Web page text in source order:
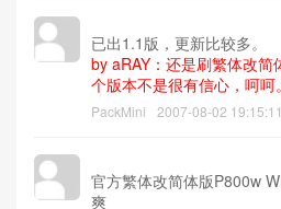
已出1.1版，更新比较多。
by aRAY：还是刷繁体改简
个版本不是很有信心，呵呵。
PackMini 2007-08-02 19:15:11
官方繁体改简体版P800w
爽